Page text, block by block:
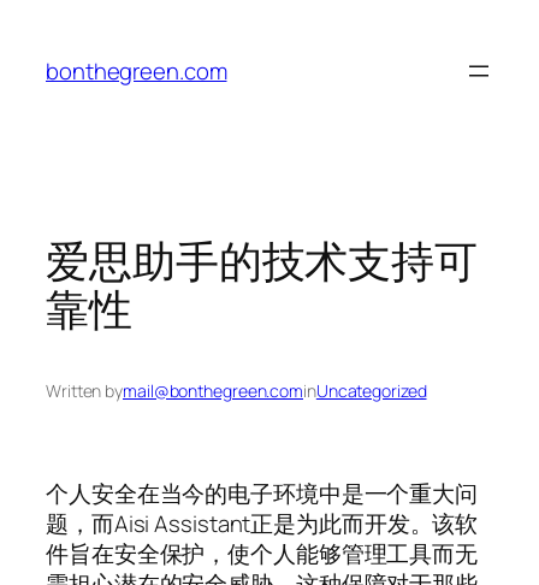
content
bonthegreen.com
爱思助手的技术支持可
靠性
Written bymail@bonthegreen.cominUncategorized
个人安全在当今的电子环境中是一个重大问
题，而Aisi Assistant正是为此而开发。该软
件旨在安全保护，使个人能够管理工具而无